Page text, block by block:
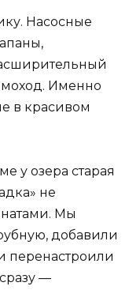
Насосные
Именно
в красивом
у озера старая
не
Мы
добавили
перенастроили
—